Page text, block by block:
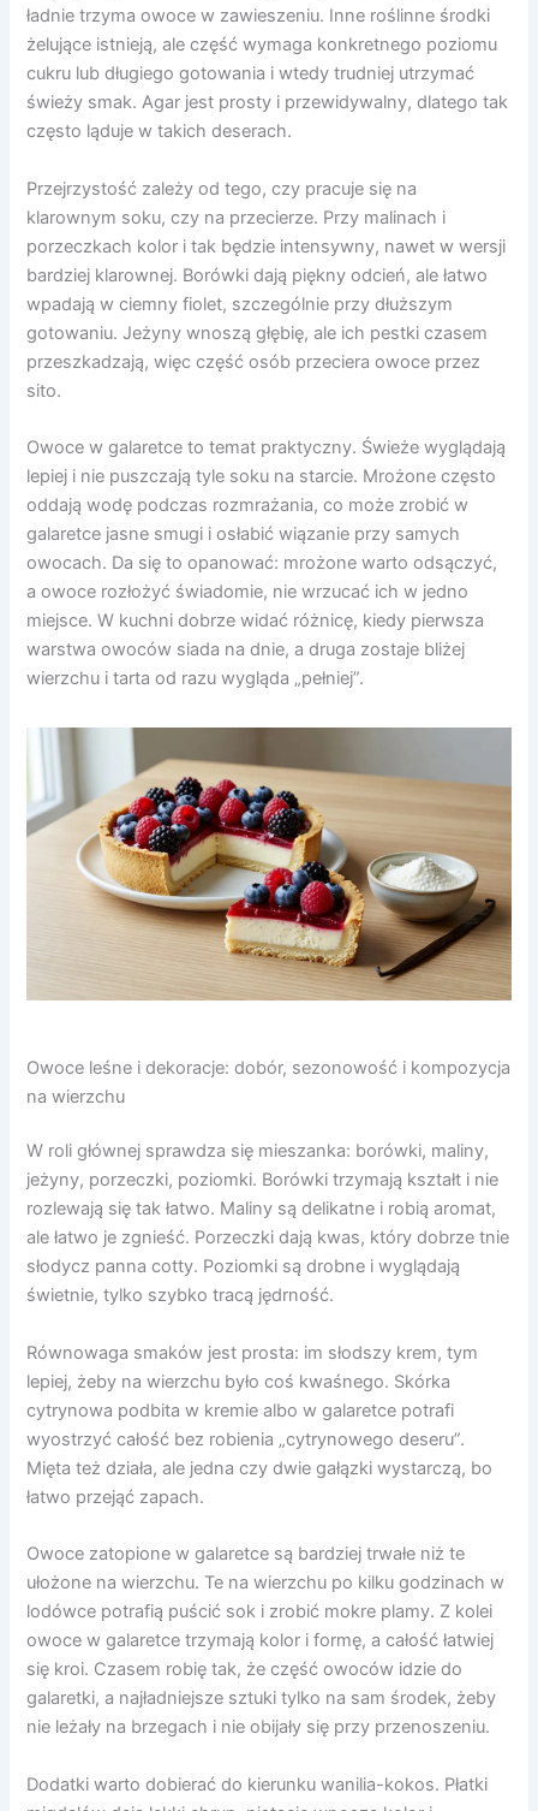
ładnie trzyma owoce w zawieszeniu. Inne roślinne środki
żelujące istnieją, ale część wymaga konkretnego poziomu
cukru lub długiego gotowania i wtedy trudniej utrzymać
świeży smak. Agar jest prosty i przewidywalny, dlatego tak
często ląduje w takich deserach.
Przejrzystość zależy od tego, czy pracuje się na
klarownym soku, czy na przecierze. Przy malinach i
porzeczkach kolor i tak będzie intensywny, nawet w wersji
bardziej klarownej. Borówki dają piękny odcień, ale łatwo
wpadają w ciemny fiolet, szczególnie przy dłuższym
gotowaniu. Jeżyny wnoszą głębię, ale ich pestki czasem
przeszkadzają, więc część osób przeciera owoce przez
sito.
Owoce w galaretce to temat praktyczny. Świeże wyglądają
lepiej i nie puszczają tyle soku na starcie. Mrożone często
oddają wodę podczas rozmrażania, co może zrobić w
galaretce jasne smugi i osłabić wiązanie przy samych
owocach. Da się to opanować: mrożone warto odsączyć,
a owoce rozłożyć świadomie, nie wrzucać ich w jedno
miejsce. W kuchni dobrze widać różnicę, kiedy pierwsza
warstwa owoców siada na dnie, a druga zostaje bliżej
wierzchu i tarta od razu wygląda „pełniej”.
Owoce leśne i dekoracje: dobór, sezonowość i kompozycja
na wierzchu
W roli głównej sprawdza się mieszanka: borówki, maliny,
jeżyny, porzeczki, poziomki. Borówki trzymają kształt i nie
rozlewają się tak łatwo. Maliny są delikatne i robią aromat,
ale łatwo je zgnieść. Porzeczki dają kwas, który dobrze tnie
słodycz panna cotty. Poziomki są drobne i wyglądają
świetnie, tylko szybko tracą jędrność.
Równowaga smaków jest prosta: im słodszy krem, tym
lepiej, żeby na wierzchu było coś kwaśnego. Skórka
cytrynowa podbita w kremie albo w galaretce potrafi
wyostrzyć całość bez robienia „cytrynowego deseru”.
Mięta też działa, ale jedna czy dwie gałązki wystarczą, bo
łatwo przejąć zapach.
Owoce zatopione w galaretce są bardziej trwałe niż te
ułożone na wierzchu. Te na wierzchu po kilku godzinach w
lodówce potrafią puścić sok i zrobić mokre plamy. Z kolei
owoce w galaretce trzymają kolor i formę, a całość łatwiej
się kroi. Czasem robię tak, że część owoców idzie do
galaretki, a najładniejsze sztuki tylko na sam środek, żeby
nie leżały na brzegach i nie obijały się przy przenoszeniu.
Dodatki warto dobierać do kierunku wanilia-kokos. Płatki